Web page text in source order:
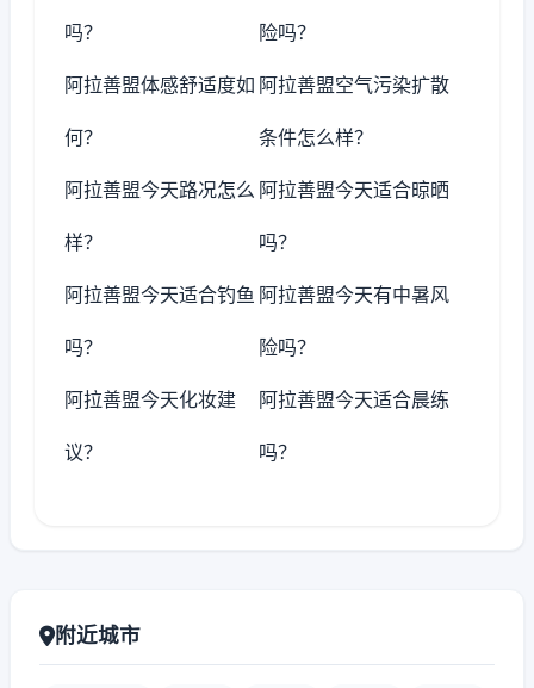
吗？ 险吗？
阿拉善盟体感舒适度如
何？
阿拉善盟空气污染扩散
条件怎么样？
阿拉善盟今天路况怎么
样？
阿拉善盟今天适合晾晒
吗？
阿拉善盟今天适合钓鱼
吗？
阿拉善盟今天有中暑风
险吗？
阿拉善盟今天化妆建
议？
阿拉善盟今天适合晨练
吗？
附近城市